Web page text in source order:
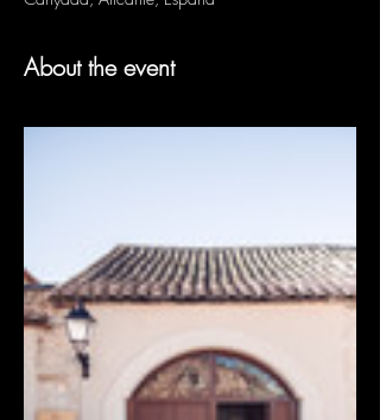
About the event